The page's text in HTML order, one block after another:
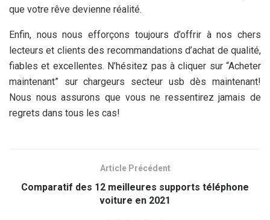
que votre rêve devienne réalité.
Enfin, nous nous efforçons toujours d’offrir à nos chers
lecteurs et clients des recommandations d’achat de qualité,
fiables et excellentes. N’hésitez pas à cliquer sur “Acheter
maintenant” sur chargeurs secteur usb dès maintenant!
Nous nous assurons que vous ne ressentirez jamais de
regrets dans tous les cas!
Article Précédent
Comparatif des 12 meilleures supports téléphone
voiture en 2021